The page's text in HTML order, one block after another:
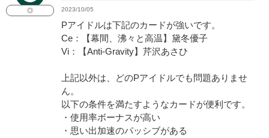
◎ 2023/10/05
Pアイドルは下記のカードが強いです。
Ce：【幕間、沸々と高温】黛冬優子
Vi：【Anti-Gravity】芹沢あさひ
上記以外は、どのPアイドルでも問題ありませ
ん。
以下の条件を満たすようなカードが便利です。
・使用率ボーナスが高い
・思い出加速のパッシブがある